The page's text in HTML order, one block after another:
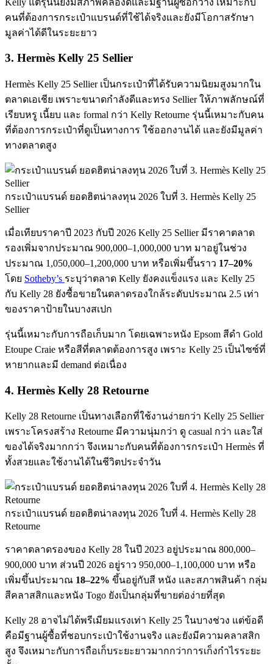
คนที่ต้องการกระเป๋าแบรนด์ที่ใช้ได้จริงและยังมีโอกาสรักษา
มูลค่าได้ดีในระยะยาว
3. Hermès Kelly 25 Sellier
Hermès Kelly 25 Sellier เป็นกระเป๋าที่ได้รับความนิยมสูงมากใน
ตลาดเอเชีย เพราะขนาดกำลังดีและทรง Sellier ให้ภาพลักษณ์ที่
เรียบหรู เนี้ยบ และ formal กว่า Kelly Retourne รุ่นนี้เหมาะกับคน
ที่ต้องการกระเป๋าที่ดูเป็นทางการ ใช้ออกงานได้ และยังมีมูลค่า
ทางตลาดสูง
กระเป๋าแบรนด์ ยอดฮิตน่าลงทุน 2026 ใบที่ 3. Hermès Kelly 25
Sellier
เมื่อเทียบราคาปี 2023 กับปี 2026 Kelly 25 Sellier มีราคาตลาด
รองเพิ่มจากประมาณ 900,000–1,000,000 บาท มาอยู่ในช่วง
ประมาณ 1,050,000–1,200,000 บาท หรือเพิ่มขึ้นราว 17–20%
โดย Sotheby’s ระบุว่าตลาด Kelly ยังคงแข็งแรง และ Kelly 25
กับ Kelly 28 ยังซื้อขายในตลาดรองใกล้ระดับประมาณ 2.5 เท่า
ของราคาป้ายในบางสเปก
รุ่นนี้เหมาะกับการถือเก็บมาก โดยเฉพาะหนัง Epsom สีดำ Gold
Etoupe Craie หรือสีที่ตลาดต้องการสูง เพราะ Kelly 25 เป็นไซซ์ที่
หายากและมี demand ต่อเนื่อง
4. Hermès Kelly 28 Retourne
Kelly 28 Retourne เป็นทางเลือกที่ใช้งานง่ายกว่า Kelly 25 Sellier
เพราะโครงสร้าง Retourne มีความนุ่มกว่า ดู casual กว่า และใส่
ของได้จริงมากกว่า จึงเหมาะกับคนที่ต้องการกระเป๋า Hermès ที่
ทั้งสวยและใช้งานได้ในชีวิตประจำวัน
กระเป๋าแบรนด์ ยอดฮิตน่าลงทุน 2026 ใบที่ 4. Hermès Kelly 28
Retourne
ราคาตลาดรองของ Kelly 28 ในปี 2023 อยู่ประมาณ 800,000–
900,000 บาท ส่วนปี 2026 อยู่ราว 950,000–1,100,000 บาท หรือ
เพิ่มขึ้นประมาณ 18–22% ขึ้นอยู่กับสี หนัง และสภาพสินค้า กลุ่ม
สีคลาสสิกและหนัง Togo ยังเป็นกลุ่มที่ขายต่อง่ายที่สุด
Kelly 28 อาจไม่ได้พรีเมียมแรงเท่า Kelly 25 ในบางช่วง แต่ข้อดี
คือมีฐานผู้ซื้อที่ชอบกระเป๋าใช้งานจริง และยังมีความคลาสสิก
สูง จึงเหมาะกับการถือเก็บระยะยาวมากกว่าการเก็งกำไรระยะ